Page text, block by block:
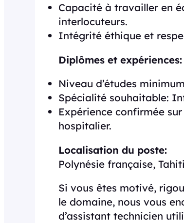
Capacité à travailler en
interlocuteurs.
Intégrité éthique et
Diplômes et expériences:
Niveau d’études
Spécialité souhaitable:
Expérience confirmée
hospitalier.
Localisation du poste:
Polynésie française,
Si vous êtes motivé,
le domaine, nous vous
d’assistant technicien